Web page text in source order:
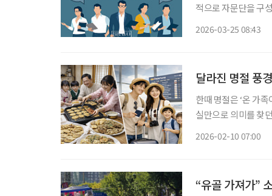
적으로 자문단을 구
2026-03-25 08:43
달라진 명절 풍경
한때 명절은 ‘온 가
실만으로 의미를 찾
2026-02-10 07:00
“유골 가져가”